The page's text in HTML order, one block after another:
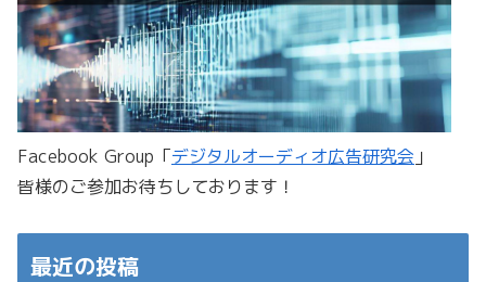
Facebook Group「デジタルオーディオ広告研究会 」
皆様のご参加お待ちしております！
最近の投稿